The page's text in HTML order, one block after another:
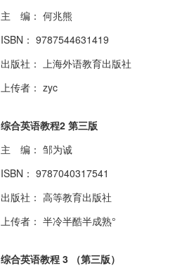
主 编： 何兆熊
ISBN： 9787544631419
出版社： 上海外语教育出版社
上传者： zyc
综合英语教程2 第三版
主 编： 邹为诚
ISBN： 9787040317541
出版社： 高等教育出版社
上传者： 半冷半酷半成熟°
综合英语教程 3 （第三版）